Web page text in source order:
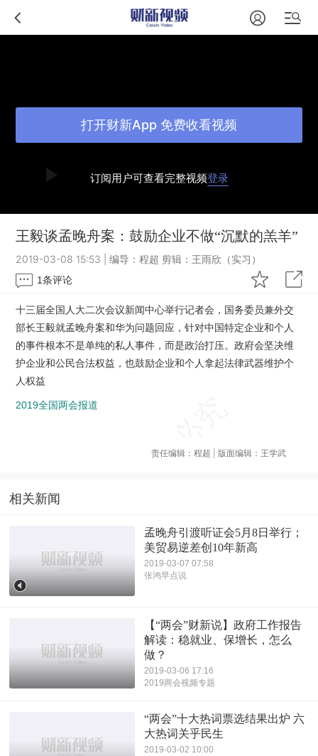
订阅用户可查看完整视频登录
打开财新App 免费收看视频
王毅谈孟晚舟案：鼓励企业不做“沉默的羔羊”
2019-03-08 15:53 |编导：程超 剪辑：王雨欣（实习）
1条评论
十三届全国人大二次会议新闻中心举行记者会，国务委员兼外交
部长王毅就孟晚舟案和华为问题回应，针对中国特定企业和个人
的事件根本不是单纯的私人事件，而是政治打压。政府会坚决维
护企业和公民合法权益，也鼓励企业和个人拿起法律武器维护个
人权益
2019全国两会报道
责任编辑：程超 | 版面编辑：王学武
相关新闻
孟晚舟引渡听证会5月8日举行；
美贸易逆差创10年新高
2019-03-07 07:58
张鸿早点说
【“两会”财新说】政府工作报告
解读：稳就业、保增长，怎么
做？
2019-03-06 17:16
2019两会视频专题
“两会”十大热词票选结果出炉 六
大热词关乎民生
2019-03-02 10:00